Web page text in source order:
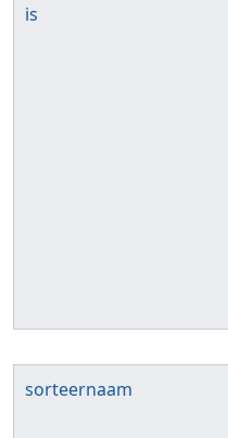
is
sorteernaam